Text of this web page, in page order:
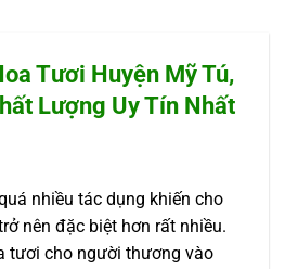
Tươi Huyện Mỹ Tú,
Lượng Uy Tín Nhất
nhiều tác dụng khiến cho
nên đặc biệt hơn rất nhiều.
tươi cho người thương vào